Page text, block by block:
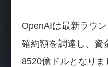
OpenAIは最新ラウ
確約額を調達し、資
8520億ドルとなり